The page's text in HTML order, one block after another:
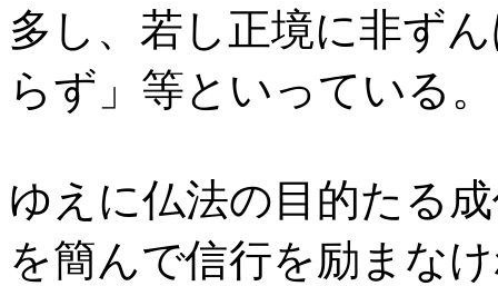
多し、若し正境に非ず
らず」等といっている。
ゆえに仏法の目的たる
を簡んで信行を励まな